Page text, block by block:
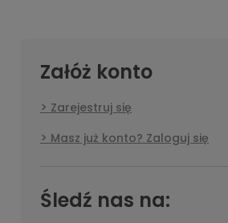
Załóż konto
Zarejestruj się
Masz już konto? Zaloguj się
Śledź nas na: